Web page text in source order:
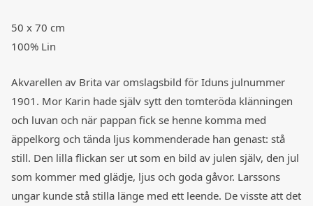
50 x 70 cm
100% Lin
Akvarellen av Brita var omslagsbild för Iduns julnummer
1901. Mor Karin hade själv sytt den tomteröda klänningen
och luvan och när pappan fick se henne komma med
äppelkorg och tända ljus kommenderade han genast: stå
still. Den lilla flickan ser ut som en bild av julen själv, den jul
som kommer med glädje, ljus och goda gåvor. Larssons
ungar kunde stå stilla länge med ett leende. De visste att det